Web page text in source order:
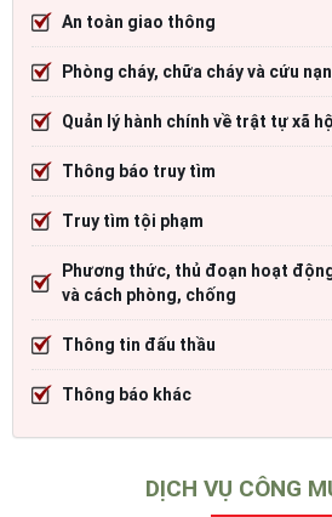
An toàn giao thông
Phòng cháy, chữa cháy và cứu
Quản lý hành chính về trật tự xã
Thông báo truy tìm
Truy tìm tội phạm
Phương thức, thủ đoạn hoạt
và cách phòng, chống
Thông tin đấu thầu
Thông báo khác
DỊCH VỤ CÔNG